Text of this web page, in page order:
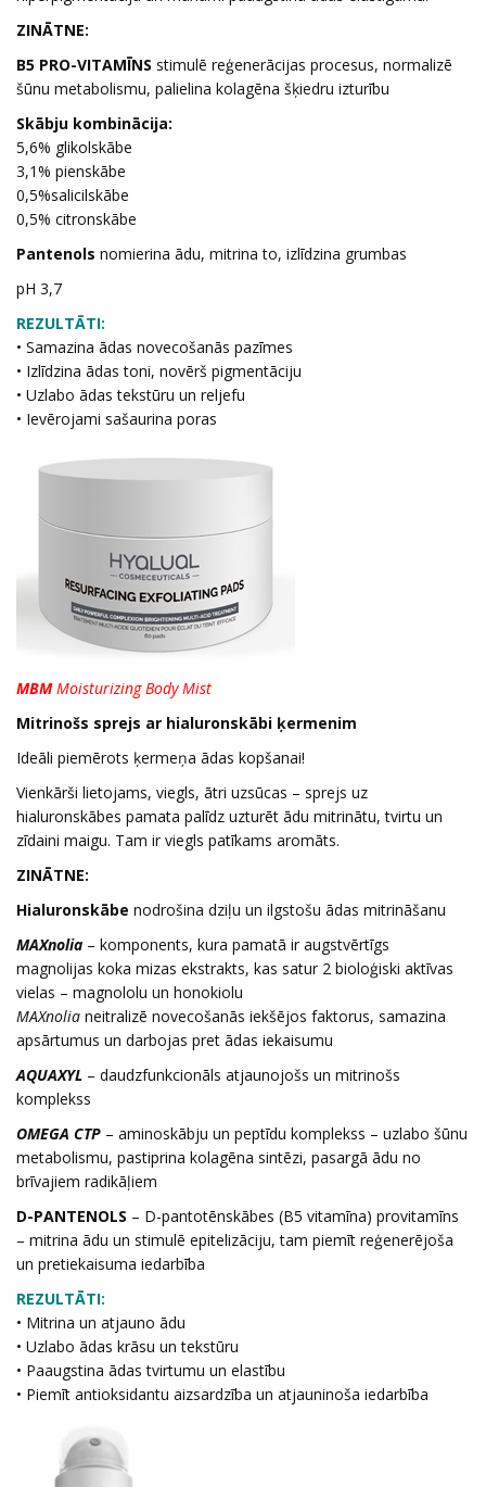
ZINĀTNE:
B5 PRO-VITAMĪNS stimulē reģenerācijas procesus, normalizē
šūnu metabolismu, palielina kolagēna šķiedru izturību
Skābju kombinācija:
5,6% glikolskābe
3,1% pienskābe
0,5%salicilskābe
0,5% citronskābe
Pantenols nomierina ādu, mitrina to, izlīdzina grumbas
pH 3,7
REZULTĀTI:
• Samazina ādas novecošanās pazīmes
• Izlīdzina ādas toni, novērš pigmentāciju
• Uzlabo ādas tekstūru un reljefu
• Ievērojami sašaurina poras
MBMMoisturizing Body Mist
Mitrinošs sprejs ar hialuronskābi ķermenim
Ideāli piemērots ķermeņa ādas kopšanai!
Vienkārši lietojams, viegls, ātri uzsūcas – sprejs uz
hialuronskābes pamata palīdz uzturēt ādu mitrinātu, tvirtu un
zīdaini maigu. Tam ir viegls patīkams aromāts.
ZINĀTNE:
Hialuronskābe nodrošina dziļu un ilgstošu ādas mitrināšanu
MAXnolia – komponents, kura pamatā ir augstvērtīgs
magnolijas koka mizas ekstrakts, kas satur 2 bioloģiski aktīvas
vielas – magnololu un honokiolu
MAXnolia neitralizē novecošanās iekšējos faktorus, samazina
apsārtumus un darbojas pret ādas iekaisumu
AQUAXYL – daudzfunkcionāls atjaunojošs un mitrinošs
komplekss
OMEGA CTP – aminoskābju un peptīdu komplekss – uzlabo šūnu
metabolismu, pastiprina kolagēna sintēzi, pasargā ādu no
brīvajiem radikāļiem
D-PANTENOLS – D-pantotēnskābes (B5 vitamīna) provitamīns
– mitrina ādu un stimulē epitelizāciju, tam piemīt reģenerējoša
un pretiekaisuma iedarbība
REZULTĀTI:
• Mitrina un atjauno ādu
• Uzlabo ādas krāsu un tekstūru
• Paaugstina ādas tvirtumu un elastību
• Piemīt antioksidantu aizsardzība un atjauninoša iedarbība